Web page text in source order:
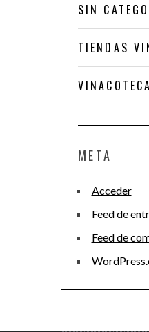
SIN
TIENDAS
META
Acceder
Feed de
Feed de